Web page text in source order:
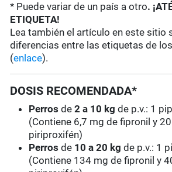
* Puede variar de un país a otro.
ETIQUETA!
Lea también el artículo en este sitio
diferencias entre las etiquetas de
(enlace).
DOSIS RECOMENDADA*
Perros de2 a 10 kgde p.v.: 1
(Contiene 6,7 mg de fipronil y
piriproxifén)
Perrosde 10 a 20 kg de p.v.: 1
(Contiene 134 mg de fipronil y